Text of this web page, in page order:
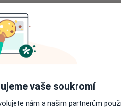
nejsou k dispozici
informace o svých službách.
vaše soukromí
nám a našim partnerům